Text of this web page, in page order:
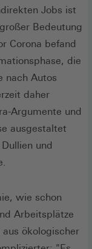
Jobs ist
Bedeutung
Corona befand
die
nach Autos
daher
Argumente und
ausgestaltet
und
wie schon
Arbeitsplätze
ökologischer